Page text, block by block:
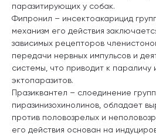
паразитирующих у собак.
Фипронил – инсектоакарицид
механизм его действия
зависимых рецепторов
передачи нервных импульсов и
системы, что приводит к параличу
эктопаразитов.
Празиквантел – слоединение
пиразинизохинолинов, обладает
против половозрелых и
его действия основан на